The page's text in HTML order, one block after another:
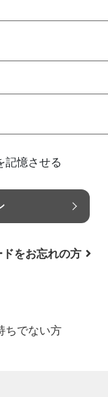
記憶させる
をお忘れの方
ちでない方